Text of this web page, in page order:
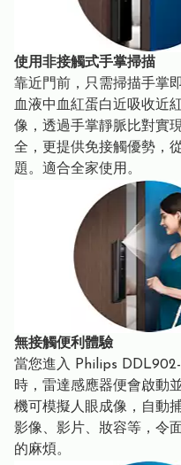
使用非接觸式手掌掃描
靠近門前，只需掃描手掌
血液中血紅蛋白近吸收近
像，透過手掌靜脈比對實
全，更提供免接觸優勢，
題。適合全家使用。
無接觸便利體驗
當您進入 Philips DDL902-
時，雷達感應器便會啟動
機可模擬人眼成像，自動
影像、影片、妝容等，令
的麻煩。